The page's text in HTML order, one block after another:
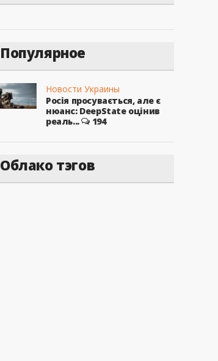
Популярное
Новости Украины
Росія просувається, але є
нюанс: DeepState оцінив
реаль...
194
Облако тэгов